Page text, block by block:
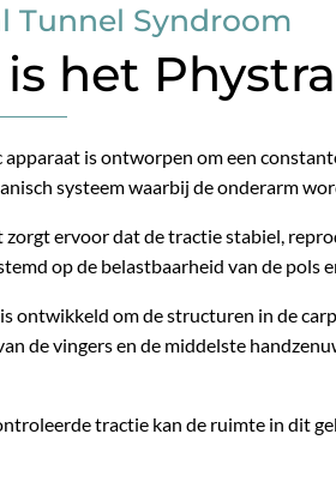
Tunnel Syndroom
het
apparaat is ontworpen om een
systeem waarbij de onderarm
zorgt ervoor dat de tractie stabiel,
op de belastbaarheid van de pols
ontwikkeld om de structuren in de
de vingers en de middelste
tractie kan de ruimte in dit